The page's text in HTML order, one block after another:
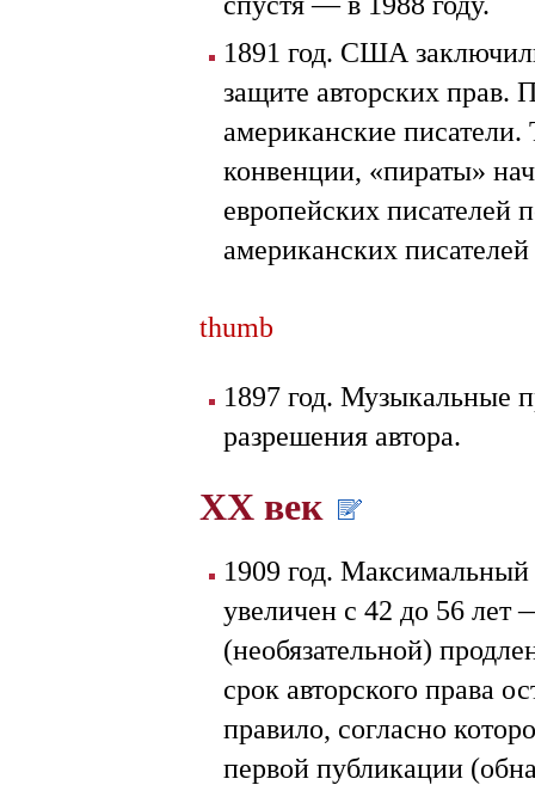
1891 год. США
защите авторских прав.
американские
конвенции, «пираты»
европейских писателей
американских
thumb
1897 год. Музыкальные
разрешения автора.
XX век
1909 год.
увеличен с 42 до 56 лет
(необязательной)
срок авторского права
правило, согласно
первой публикации